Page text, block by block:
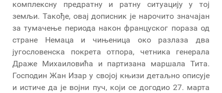
комплексну предратну и ратну ситуацију у тој
земљи. Такође, овај дописник је нарочито значајан
за тумачење периода након француског пораза од
стране Немаца и чињеница око разлаза два
југословенска покрета отпора, четника генерала
Драже Михаиловића и партизана маршала Тита.
Господин Жан Изар у својој књизи детаљно описује
и истиче да је војни пуч, који се догодио 27. марта